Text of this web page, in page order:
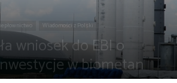
Wiadomości z Polski
wniosek do EBI o
w biometan